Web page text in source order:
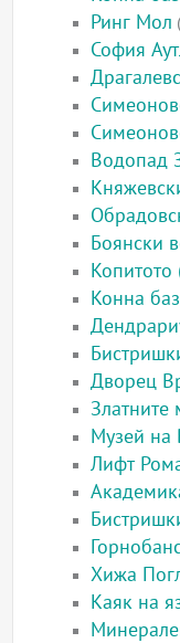
Ринг Мол
София
Водопад
Боянски
Копитото
Конна
Дворец
Златните
Музей на
Лифт
Хижа
Каяк на